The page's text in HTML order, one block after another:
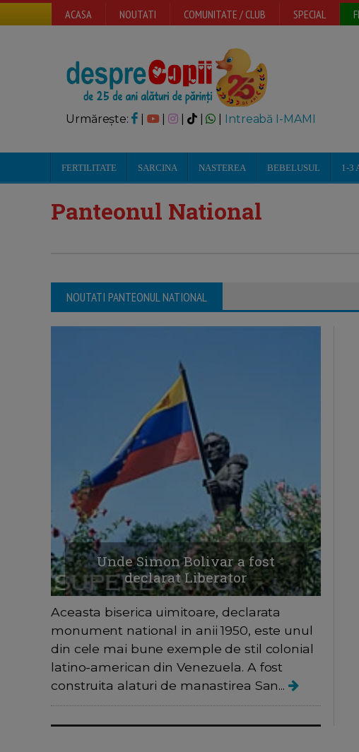
ACASA NOUTATI COMUNITATE / CLUB SPECIAL
Urmărește: | | Intreabă I-MAMI
FERTILITATE SARCINA NASTEREA BEBELUSUL 1-3
Panteonul National
NOUTATI PANTEONUL NATIONAL
Unde Simon Bolivar a fost
declarat Liberator
Aceasta biserica uimitoare, declarata
monument national in anii 1950, este unul
din cele mai bune exemple de stil colonial
latino-american din Venezuela. A fost
construita alaturi de manastirea San...